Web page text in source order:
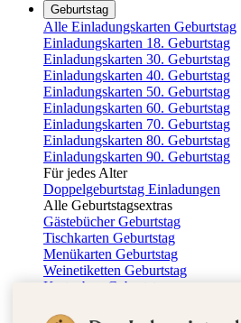
Geburtstag
Alle Einladungskarten Geburtstag
Einladungskarten 18. Geburtstag
Einladungskarten 30. Geburtstag
Einladungskarten 40. Geburtstag
Einladungskarten 50. Geburtstag
Einladungskarten 60. Geburtstag
Einladungskarten 70. Geburtstag
Einladungskarten 80. Geburtstag
Einladungskarten 90. Geburtstag
Für jedes Alter
Doppelgeburtstag Einladungen
Alle Geburtstagsextras
Gästebücher Geburtstag
Tischkarten Geburtstag
Menükarten Geburtstag
Weinetiketten Geburtstag
Kartenbox Geburtstag
Dankeskarten Geburtstag